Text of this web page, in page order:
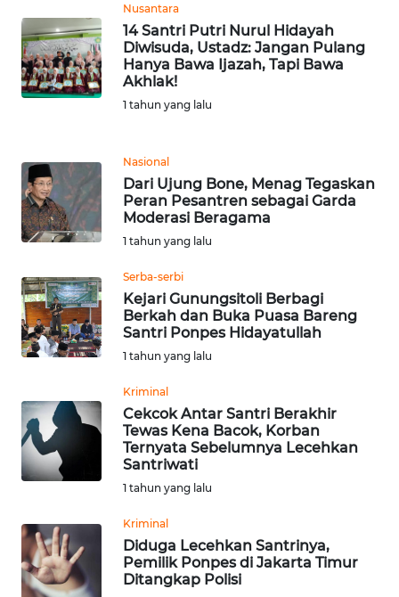
Nusantara
14 Santri Putri Nurul Hidayah
Diwisuda, Ustadz: Jangan Pulang
Hanya Bawa Ijazah, Tapi Bawa
Akhlak!
1 tahun yang lalu
Nasional
Dari Ujung Bone, Menag Tegaskan
Peran Pesantren sebagai Garda
Moderasi Beragama
1 tahun yang lalu
Serba-serbi
Kejari Gunungsitoli Berbagi
Berkah dan Buka Puasa Bareng
Santri Ponpes Hidayatullah
1 tahun yang lalu
Kriminal
Cekcok Antar Santri Berakhir
Tewas Kena Bacok, Korban
Ternyata Sebelumnya Lecehkan
Santriwati
1 tahun yang lalu
Kriminal
Diduga Lecehkan Santrinya,
Pemilik Ponpes di Jakarta Timur
Ditangkap Polisi
WN
BENGKULU
WN
WN
JATENG
WN
WN
JOGJA
WN
BALI
WN
KALTENG